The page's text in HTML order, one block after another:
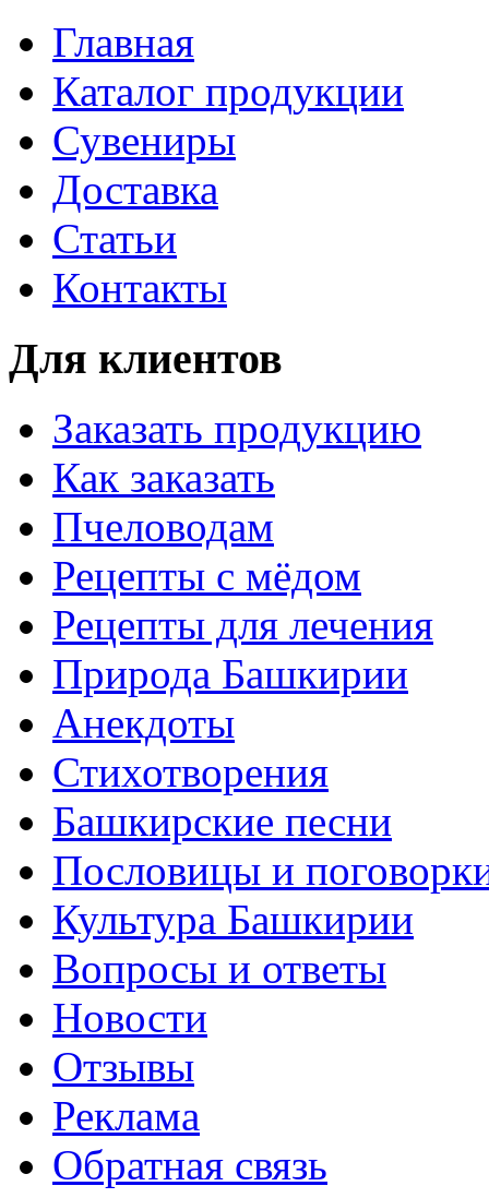
Главная
Каталог продукции
Сувениры
Доставка
Статьи
Контакты
Для клиентов
Заказать продукцию
Как заказать
Пчеловодам
Рецепты с мёдом
Рецепты для лечения
Природа Башкирии
Анекдоты
Стихотворения
Башкирские песни
Пословицы и
Культура Башкирии
Вопросы и ответы
Новости
Отзывы
Реклама
Обратная связь